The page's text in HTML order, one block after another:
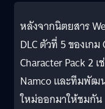
หลังจากนิตยสาร
DLC ตัวที่ 5 ของเก
Character Pack 2
Namco และทีมพัฒ
ใหม่ออกมาให้ชมกัน